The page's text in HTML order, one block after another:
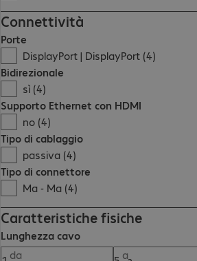
Connettività
Porte
DisplayPort | DisplayPort (4)
Bidirezionale
sì (4)
Supporto Ethernet con HDMI
no (4)
Tipo di cablaggio
passiva (4)
Tipo di connettore
Ma - Ma (4)
Caratteristiche fisiche
Lunghezza cavo
da
a